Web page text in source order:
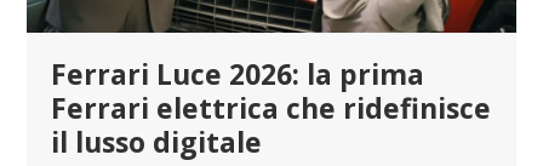
Ferrari Luce 2026: la prima
Ferrari elettrica che ridefinisce
il lusso digitale